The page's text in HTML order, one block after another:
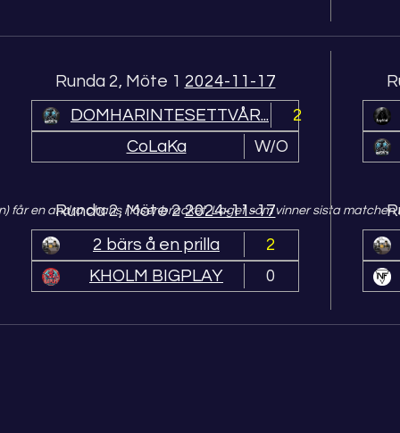
får en andra chans i loser bracket. Laget som vinner sista matchen
Runda 2, Möte 1 2024-11-17
DOMHARINTESETTVÅR...
2
CoLaKa
W/O
Runda 2, Möte 22024-11-17
2 bärs å en prilla
2
KHOLM BIGPLAY
0